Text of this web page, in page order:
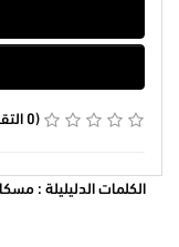
(0 التقييمات)
الكلمات الدليليلة :